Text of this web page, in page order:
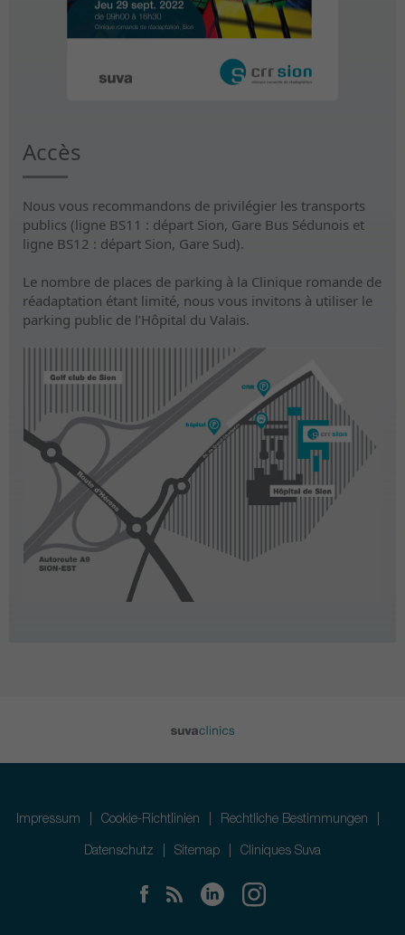
Accès
Nous vous recommandons de privilégier les transports
publics (ligne BS11 : départ Sion, Gare Bus Sédunois et
ligne BS12 : départ Sion, Gare Sud).
Le nombre de places de parking à la Clinique romande de
réadaptation étant limité, nous vous invitons à utiliser le
parking public de l’Hôpital du Valais.
Impressum Cookie-Richtlinien Rechtliche Bestimmungen
Datenschutz Sitemap Cliniques Suva